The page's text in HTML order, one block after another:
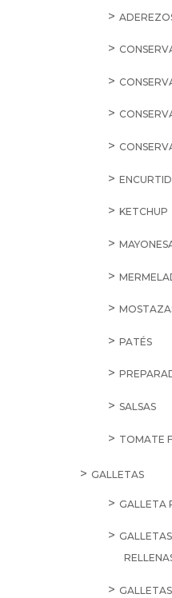
KETCHUP
PATÉS
SALSAS
TOMATE
GALLETAS
GALLETA